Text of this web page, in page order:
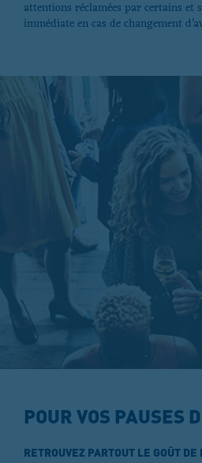
attentions réclamées par certains
immédiate en cas de changement
POUR VOS PAUSES
RETROUVEZ PARTOUT LE GOÛT